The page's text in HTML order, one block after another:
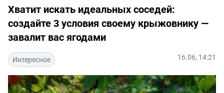
Хватит искать идеальных соседей:
создайте 3 условия своему крыжовнику —
завалит вас ягодами
Интересное 16.06, 14:21